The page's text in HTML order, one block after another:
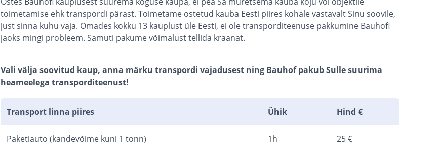
toimetamise ehk transpordi pärast. Toimetame ostetud kauba Eesti piires kohale vastavalt Sinu soovile,
just sinna kuhu vaja. Omades kokku 13 kauplust üle Eesti, ei ole transporditeenuse pakkumine Bauhofi
jaoks mingi probleem. Samuti pakume võimalust tellida kraanat.
Vali välja soovitud kaup, anna märku transpordi vajadusest ning Bauhof pakub Sulle suurima
heameelega transporditeenust!
Transport linna piires Ühik Hind €
Paketiauto (kandevõime kuni 1 tonn) 1h 25 €